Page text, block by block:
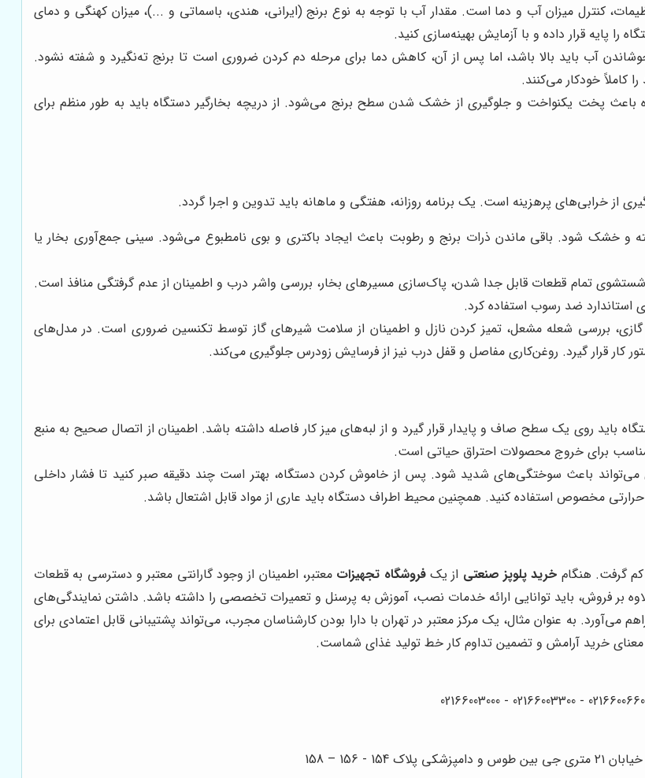
کنترل میزان آب و دما است. مقدار آب با توجه به نوع برنج (ایرانی، هندی، باسماتی و ...)، میزان کهنگی و دمای
پایه قرار داده و با آزمایش بهینه‌سازی کنید.
آب باید بالا باشد، اما پس از آن، کاهش دما برای مرحله دم کردن ضروری است تا برنج ته‌نگیرد و شفته نشود.
کاملاً خودکار می‌کنند.
باعث پخت یکنواخت و جلوگیری از خشک شدن سطح برنج می‌شود. از دریچه بخارگیر دستگاه باید به طور منظم برای
از خرابی‌های پرهزینه است. یک برنامه روزانه، هفتگی و ماهانه باید تدوین و اجرا گردد.
و خشک شود. باقی ماندن ذرات برنج و رطوبت باعث ایجاد باکتری و بوی نامطبوع می‌شود. سینی جمع‌آوری بخار یا
تمام قطعات قابل جدا شدن، پاک‌سازی مسیرهای بخار، بررسی واشر درب و اطمینان از عدم گرفتگی منافذ است.
ضد رسوب استفاده کرد.
بررسی شعله مشعل، تمیز کردن نازل و اطمینان از سلامت شیرهای گاز توسط تکنسین ضروری است. در مدل‌های
کار قرار گیرد. روغن‌کاری مفاصل و قفل درب نیز از فرسایش زودرس جلوگیری می‌کند.
باید روی یک سطح صاف و پایدار قرار گیرد و از لبه‌های میز کار فاصله داشته باشد. اطمینان از اتصال صحیح به منبع
برای خروج محصولات احتراق حیاتی است.
می‌تواند باعث سوختگی‌های شدید شود. پس از خاموش کردن دستگاه، بهتر است چند دقیقه صبر کنید تا فشار داخلی
مخصوص استفاده کنید. همچنین محیط اطراف دستگاه باید عاری از مواد قابل اشتعال باشد.
گرفت. هنگام خرید پلوپز صنعتی از یک فروشگاه تجهیزات معتبر، اطمینان از وجود گارانتی معتبر و دسترسی به قطعات
بر فروش، باید توانایی ارائه خدمات نصب، آموزش به پرسنل و تعمیرات تخصصی را داشته باشد. داشتن نمایندگی‌های
به عنوان مثال، یک مرکز معتبر در تهران با دارا بودن کارشناسان مجرب، می‌تواند پشتیبانی قابل اعتمادی برای
معنای خرید آرامش و تضمین تداوم کار خط تولید غذای شماست.
156 – 158